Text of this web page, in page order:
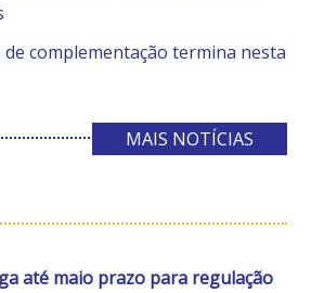
de complementação termina nesta
MAIS NOTÍCIAS
até maio prazo para regulação